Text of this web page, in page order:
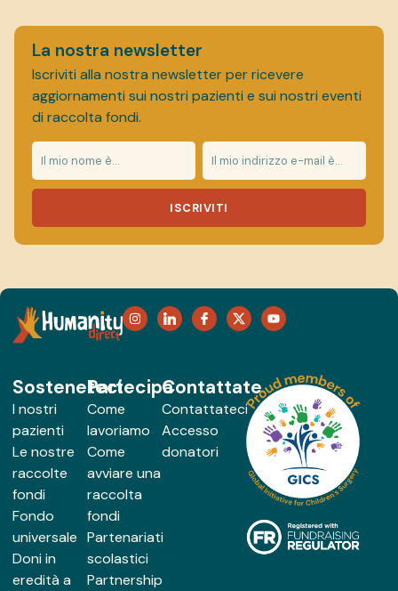
La nostra newsletter
Iscriviti alla nostra newsletter per ricevere
aggiornamenti sui nostri pazienti e sui nostri eventi
di raccolta fondi.
ISCRIVITI
Sosteneteci
I nostri
pazienti
Le nostre
raccolte
fondi
Fondo
universale
Doni in
eredità a
Partecipa
Come
lavoriamo
Come
avviare una
raccolta
fondi
Partenariati
scolastici
Partnership
Contattate
Contattateci
Accesso
donatori